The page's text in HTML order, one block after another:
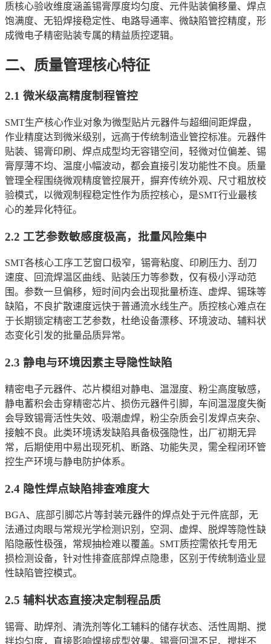
质核心验收维度涵盖锡膏厚度均匀度、元件贴装偏移量、焊点
饱满度、无铅焊接稳定性、电路导通率、微缺陷管控精度，形
成微电子精密贴装专属的精益质控逻辑。
二、质量管理核心特征
2.1 微米级高精度制程管控
SMT生产核心作业对象为微型贴片元器件与超细间距焊盘，
作业精度达到微米级别，远高于传统制造业管控标准。元器件
贴装、锡膏印刷、焊点成型均无容错空间，轻微对位偏差、锡
膏厚薄不均、温度小幅波动，都会直接引发功能性不良。质量
管理全程围绕微观精度管控展开，摒弃传统外观、尺寸粗放校
验模式，以微观制程稳定性作为质控核心，是SMT行业最核
心的差异化特征。
2.2 工艺参数敏感度极高，批量风险集中
SMT各核心工序工艺窗口极窄，锡膏粘度、印刷压力、刮刀
速度、回流焊温区曲线、贴装压力等参数，仅有极小浮动范
围。参数一旦偏移，短时间内会出现批量桥连、虚焊、锡珠等
缺陷，不良扩散速度远快于普通流水线生产。质控核心难点在
于长期锁定精密工艺参数，杜绝设备漂移、环境波动、辅料状
态变化引发的批量品质异常。
2.3 静电与环境因素主导隐性缺陷
精密电子元器件、芯片模组对静电、温湿度、粉尘高度敏感，
静电蓄积会击穿精密芯片、损伤元器件引脚，车间温湿度失衡
会导致锡膏活性失效、吸潮虚焊，粉尘杂质会引发焊点夹杂、
接触不良。此类环境诱发缺陷具备极强隐性，出厂初期无异
常，后期使用中易出现死机、断路、功能失灵，需全程闭环管
控生产环境与静电防护体系。
2.4 隐性焊点缺陷排查难度大
BGA、底部引脚芯片等封装元器件的焊点处于元件底部，无
法通过肉眼与常规光学检测识别，空洞、虚焊、脱焊等隐性缺
陷隐蔽性极强，常规抽检难以覆盖。SMT质控需依托专用无
损检测设备，针对性排查底部焊点隐患，区别于传统制造业显
性缺陷管控模式。
2.5 辅料状态直接决定制程品质
锡膏、助焊剂、清洗剂等化工辅料的储存状态、活性周期、搅
拌均匀度，直接影响焊接成型效果。锡膏回温不足、搅拌不